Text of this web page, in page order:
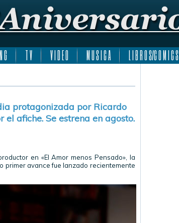
G T V V I D E O M U S I C A L I B R O S/C O M I C S
protagonizada por Ricardo
afiche. Se estrena en agosto.
en «El Amor menos Pensado», la
primer avance fue lanzado recientemente